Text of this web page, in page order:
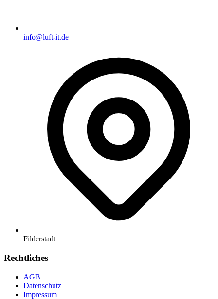
info@luft-it.de
Filderstadt
Rechtliches
AGB
Datenschutz
Impressum